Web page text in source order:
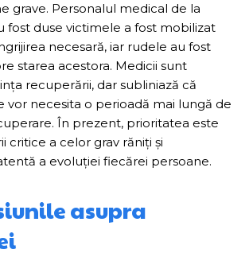
grave. Personalul medical de la
fost duse victimele a fost mobilizat
necesară, iar rudele au fost
starea acestora. Medicii sunt
recuperării, dar subliniază că
vor necesita o perioadă mai lungă de
În prezent, prioritatea este
critice a celor grav răniți și
a evoluției fiecărei persoane.
asupra